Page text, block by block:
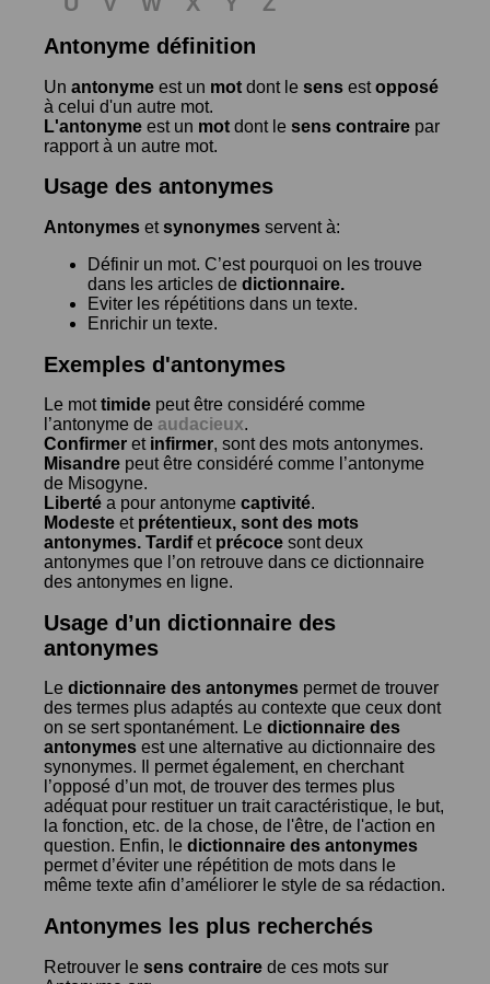
Antonyme définition
Un antonyme est un mot dont le sens estopposé
à celui d'un autre mot.
L'antonyme est un mot dont le sens contraire par
rapport à un autre mot.
Usage des antonymes
Antonymes etsynonymes servent à:
Définir un mot. C’est pourquoi on les trouve
dans les articles de dictionnaire.
Eviter les répétitions dans un texte.
Enrichir un texte.
Exemples d'antonymes
Le mottimide peut être considéré comme
l’antonyme de audacieux.
Confirmer et infirmer, sont des mots antonymes.
Misandre peut être considéré comme l’antonyme
de Misogyne.
Liberté a pour antonyme captivité.
Modeste et prétentieux, sont des mots
antonymes. Tardifet précoce sont deux
antonymes que l’on retrouve dans ce dictionnaire
des antonymes en ligne.
Usage d’un dictionnaire des
antonymes
Le dictionnaire des antonymes permet de trouver
des termes plus adaptés au contexte que ceux dont
on se sert spontanément. Le dictionnaire des
antonymes est une alternative au dictionnaire des
synonymes. Il permet également, en cherchant
l’opposé d’un mot, de trouver des termes plus
adéquat pour restituer un trait caractéristique, le but,
la fonction, etc. de la chose, de l'être, de l'action en
question. Enfin, le dictionnaire des antonymes
permet d’éviter une répétition de mots dans le
même texte afin d’améliorer le style de sa rédaction.
Antonymes les plus recherchés
Retrouver le sens contraire de ces mots sur